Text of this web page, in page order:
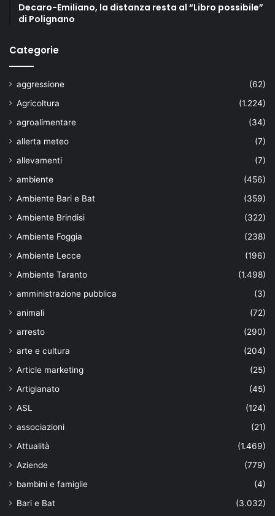
Decaro-Emiliano, la distanza resta al “Libro possibile”
di Polignano
Categorie
aggressione
(62)
Agricoltura
(1.224)
agroalimentare
(34)
allerta meteo
(7)
allevamenti
(7)
ambiente
(456)
Ambiente Bari e Bat
(359)
Ambiente Brindisi
(322)
Ambiente Foggia
(238)
Ambiente Lecce
(196)
Ambiente Taranto
(1.498)
amministrazione pubblica
(3)
animali
(72)
arresto
(290)
arte e cultura
(204)
Article marketing
(25)
Artigianato
(45)
ASL
(124)
associazioni
(21)
Attualità
(1.469)
Aziende
(779)
bambini e famiglie
(4)
Bari e Bat
(3.032)